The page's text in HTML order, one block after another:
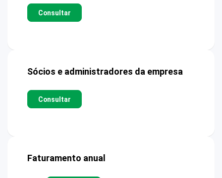
Consultar
Sócios e administradores da empresa
Consultar
Faturamento anual